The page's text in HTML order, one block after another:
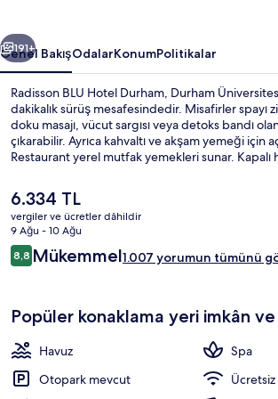
Sonraki
191+
Genel BakışOdalarKonumPolitikalar
Radisson BLU Hotel Durham, Durham
dakikalık sürüş mesafesindedir. Misafirler spayı
doku masajı, vücut sargısı veya detoks bandı
çıkarabilir. Ayrıca kahvaltı ve akşam yemeği için
Restaurant yerel mutfak yemekleri sunar.
arasında yardıma hazır personel ve konum
Şu
anki
fiyat
6.334 TL
6.334 TL
vergiler ve ücretler dâhildir
9 Ağu - 10 Ağu
Yorumlar
8,88,8/10
Mükemmel1.007 yorumun tümünü
Popüler konaklama yeri imkân
Havuz
Spa
Otopark mevcut